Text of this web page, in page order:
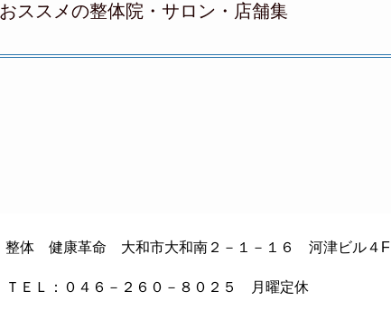
おススメの整体院・サロン・店舗集
整体 健康革命 大和市大和南２－１－１６ 河津ビル４F
ＴＥＬ：０４６－２６０－８０２５ 月曜定休